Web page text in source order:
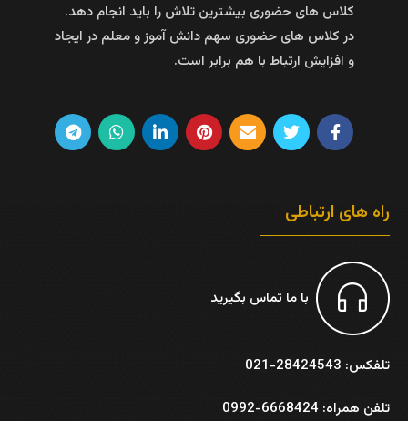
کلاس های حضوری بیشترین تلاش را باید انجام دهد.
در کلاس های حضوری سهم دانش آموز و معلم در ایجاد
و افزایش ارتباط با هم برابر است.
راه های ارتباطی
با ما تماس بگیرید
تلفکس: 28424543-021
تلفن همراه: 6668424-0992